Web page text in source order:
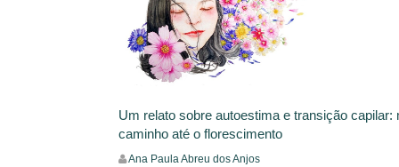
Um relato sobre autoestima e transição capilar:
caminho até o florescimento
Ana Paula Abreu dos Anjos